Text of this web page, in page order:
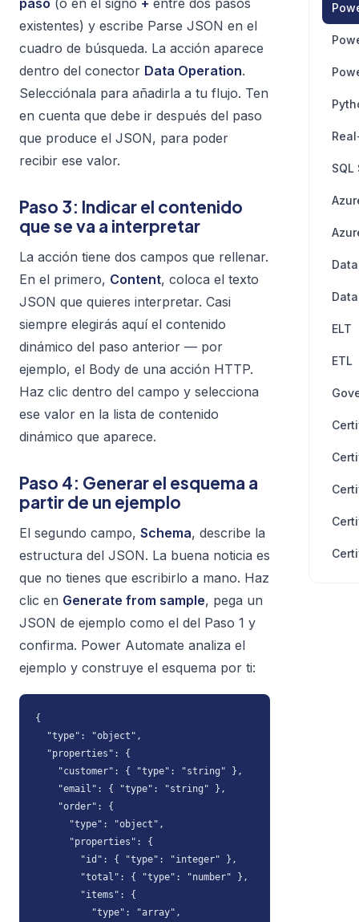
existentes) y escribe Parse JSON en el
cuadro de búsqueda. La acción aparece
dentro del conector Data Operation.
Selecciónala para añadirla a tu flujo. Ten
en cuenta que debe ir después del paso
que produce el JSON, para poder
recibir ese valor.
Paso 3: Indicar el contenido
que se va a interpretar
La acción tiene dos campos que rellenar.
En el primero, Content, coloca el texto
JSON que quieres interpretar. Casi
siempre elegirás aquí el contenido
dinámico del paso anterior — por
ejemplo, el Body de una acción HTTP.
Haz clic dentro del campo y selecciona
ese valor en la lista de contenido
dinámico que aparece.
Paso 4: Generar el esquema a
partir de un ejemplo
El segundo campo, Schema, describe la
estructura del JSON. La buena noticia es
que no tienes que escribirlo a mano. Haz
clic en Generate from sample, pega un
JSON de ejemplo como el del Paso 1 y
confirma. Power Automate analiza el
ejemplo y construye el esquema por ti:
{
  "type": "object",
  "properties": {
    "customer": { "type": "string" },
    "email": { "type": "string" },
    "order": {
      "type": "object",
      "properties": {
        "id": { "type": "integer" },
        "total": { "type": "number" },
        "items": {
          "type": "array",
SQL
ELT
ETL